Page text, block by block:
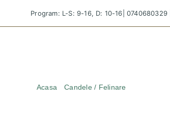
Program: L-S: 9-16, D: 10-16|0740680329
Acasa Candele / Felinare